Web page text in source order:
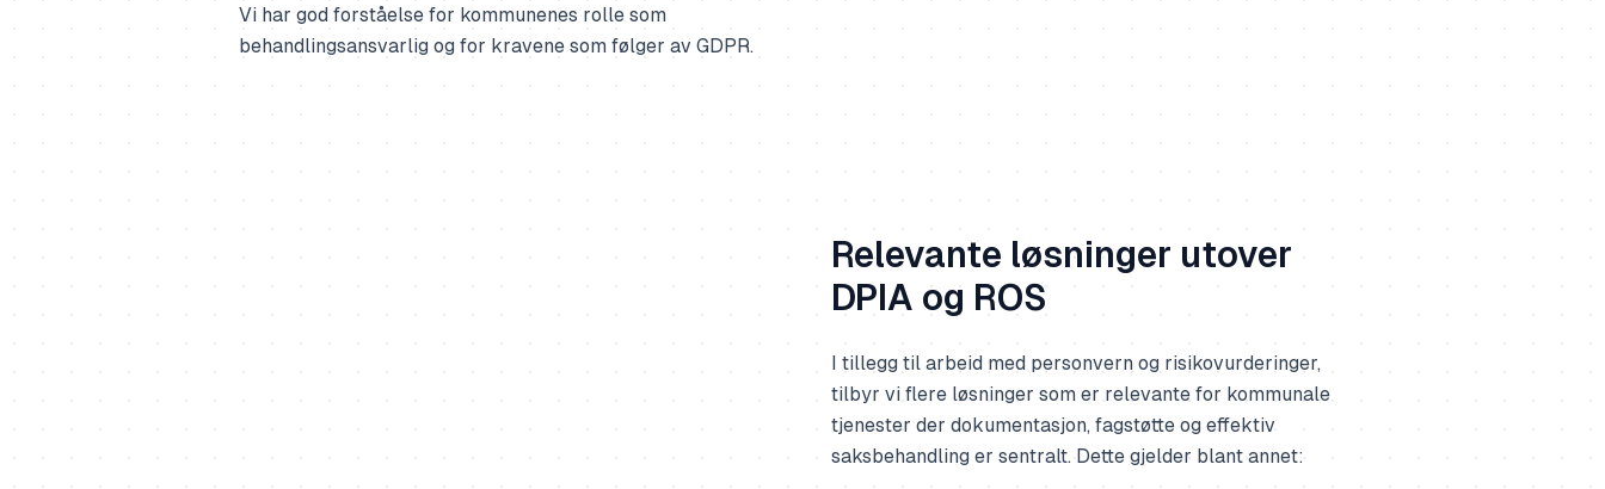
Vi har god forståelse for kommunenes rolle som
behandlingsansvarlig og for kravene som følger av GDPR.
Relevante løsninger utover
DPIA og ROS
I tillegg til arbeid med personvern og risikovurderinger,
tilbyr vi flere løsninger som er relevante for kommunale
tjenester der dokumentasjon, fagstøtte og effektiv
saksbehandling er sentralt. Dette gjelder blant annet: